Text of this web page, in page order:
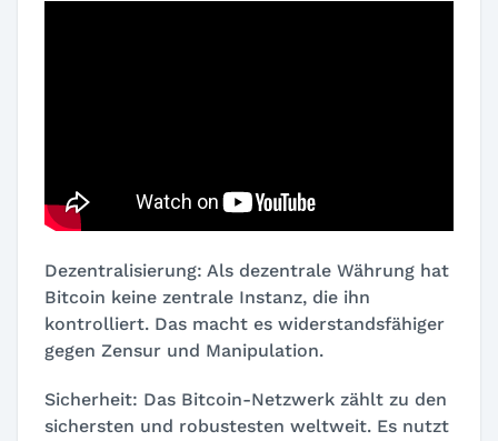
Dezentralisierung: Als dezentrale Währung hat
Bitcoin keine zentrale Instanz, die ihn
kontrolliert. Das macht es widerstandsfähiger
gegen Zensur und Manipulation.
Sicherheit: Das Bitcoin-Netzwerk zählt zu den
sichersten und robustesten weltweit. Es nutzt